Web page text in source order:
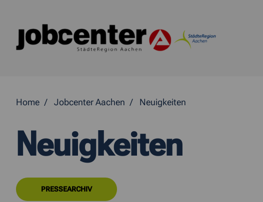
Home Jobcenter Aachen Neuigkeiten
Neuigkeiten
PRESSEARCHIV